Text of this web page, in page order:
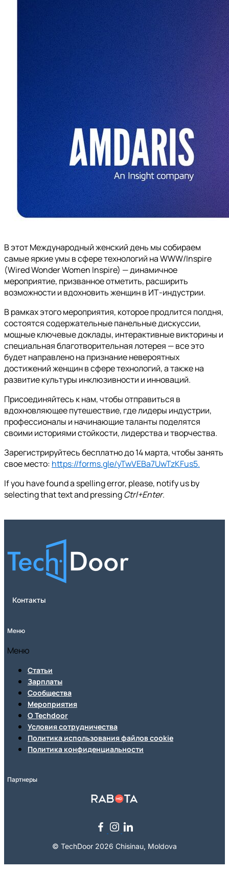
В этот Международный женский день мы собираем
самые яркие умы в сфере технологий на WWW/Inspire
(Wired Wonder Women Inspire) — динамичное
мероприятие, призванное отметить, расширить
возможности и вдохновить женщин в ИТ-индустрии.
В рамках этого мероприятия, которое продлится полдня,
состоятся содержательные панельные дискуссии,
мощные ключевые доклады, интерактивные викторины и
специальная благотворительная лотерея — все это
будет направлено на признание невероятных
достижений женщин в сфере технологий, а также на
развитие культуры инклюзивности и инноваций.
Присоединяйтесь к нам, чтобы отправиться в
вдохновляющее путешествие, где лидеры индустрии,
профессионалы и начинающие таланты поделятся
своими историями стойкости, лидерства и творчества.
Зарегистрируйтесь бесплатно до 14 марта, чтобы занять
свое место: https://forms.gle/yTwVEBa7UwTzKFus5.
If you have found a spelling error, please, notify us by
selecting that text and pressingCtrl+Enter.
Контакты
Меню
Меню
Статьи
Зарплаты
Сообщества
Мероприятия
О Techdoor
Условия сотрудничества
Политика использования файлов cookie
Политика конфиденциальности
Партнеры
© TechDoor 2026 Chisinau, Moldova